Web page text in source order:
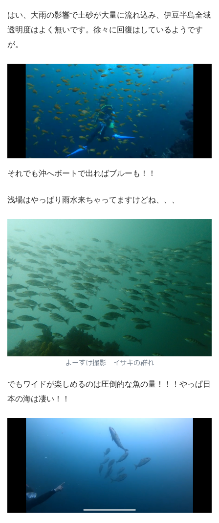
はい、大雨の影響で土砂が大量に流れ込み、伊豆半島全域
透明度はよく無いです。徐々に回復はしているようです
が。
それでも沖へボートで出ればブルーも！！
浅場はやっぱり雨水来ちゃってますけどね、、、
よーすけ撮影 イサキの群れ
でもワイドが楽しめるのは圧倒的な魚の量！！！やっぱ日
本の海は凄い！！